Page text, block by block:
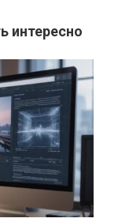
интересно